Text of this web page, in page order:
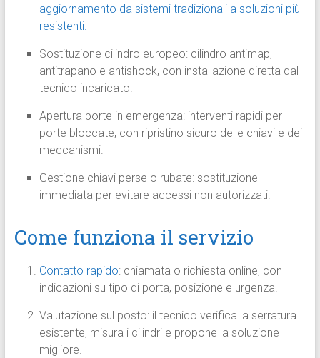
aggiornamento da sistemi tradizionali a soluzioni più
resistenti.
Sostituzione cilindro europeo: cilindro antimap,
antitrapano e antishock, con installazione diretta dal
tecnico incaricato.
Apertura porte in emergenza: interventi rapidi per
porte bloccate, con ripristino sicuro delle chiavi e dei
meccanismi.
Gestione chiavi perse o rubate: sostituzione
immediata per evitare accessi non autorizzati.
Come funziona il servizio
Contatto rapido: chiamata o richiesta online, con
indicazioni su tipo di porta, posizione e urgenza.
Valutazione sul posto: il tecnico verifica la serratura
esistente, misura i cilindri e propone la soluzione
migliore.